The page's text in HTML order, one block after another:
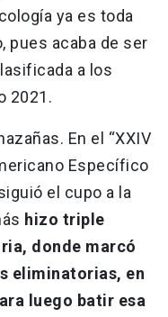
ya es toda
pues acaba de ser
a los
2021.
En el “XXIV
Específico
el cupo a la
hizo triple
donde marcó
eliminatorias, en
luego batir esa